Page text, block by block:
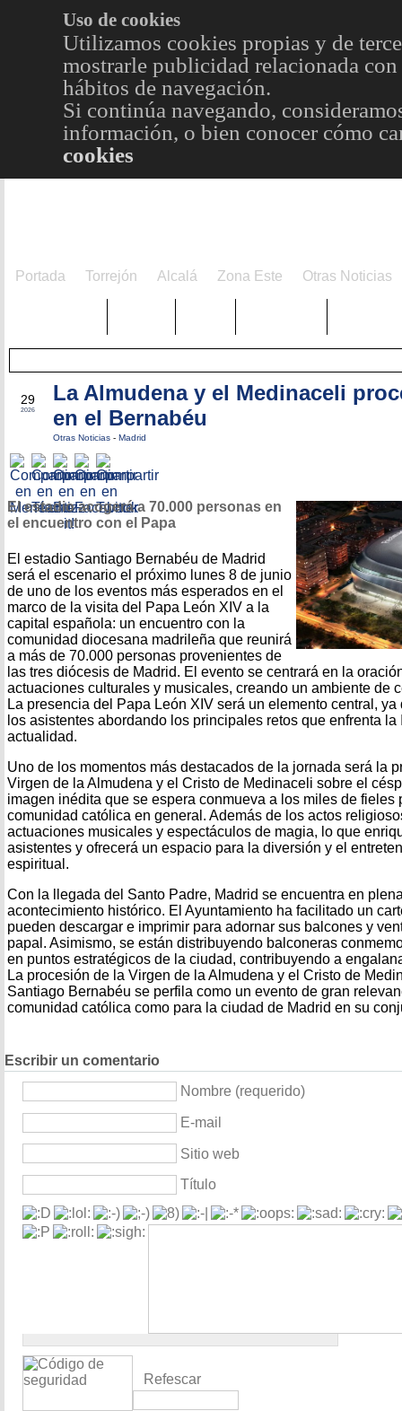
Uso de cookies
Utilizamos cookies propias y de
mostrarle publicidad relacionada
hábitos de navegación.
Si continúa navegando,
información, o bien conocer cómo
cookies
Portada Torrejón Alcalá Zona Este Otras Noticias
29
2026
La Almudena y el Medinaceli
en el Bernabéu
Otras Noticias - Madrid
El estadio acogerá a 70.000 personas en
el encuentro con el Papa
El estadio Santiago Bernabéu de Madrid
será el escenario el próximo lunes 8 de junio
de uno de los eventos más esperados en el
marco de la visita del Papa León XIV a la
capital española: un encuentro con la
comunidad diocesana madrileña que reunirá
a más de 70.000 personas provenientes de
las tres diócesis de Madrid. El evento se centrará en la
actuaciones culturales y musicales, creando un ambiente de
La presencia del Papa León XIV será un elemento central,
los asistentes abordando los principales retos que enfrenta
actualidad.
Uno de los momentos más destacados de la jornada será la
Virgen de la Almudena y el Cristo de Medinaceli sobre el
imagen inédita que se espera conmueva a los miles de fieles
comunidad católica en general. Además de los actos
actuaciones musicales y espectáculos de magia, lo que
asistentes y ofrecerá un espacio para la diversión y el
espiritual.
Con la llegada del Santo Padre, Madrid se encuentra en
acontecimiento histórico. El Ayuntamiento ha facilitado un
pueden descargar e imprimir para adornar sus balcones y
papal. Asimismo, se están distribuyendo balconeras
en puntos estratégicos de la ciudad, contribuyendo a
La procesión de la Virgen de la Almudena y el Cristo de
Santiago Bernabéu se perfila como un evento de gran
comunidad católica como para la ciudad de Madrid en su
Escribir un comentario
Nombre (requerido)
E-mail
Sitio web
Título
Refescar